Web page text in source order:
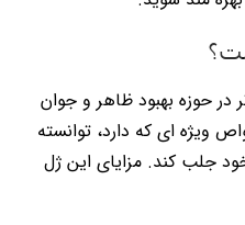
در حوزه بهبود ظاهر و جوان
ای که دارد، توانسته
جلب کند. مزایای این ژل